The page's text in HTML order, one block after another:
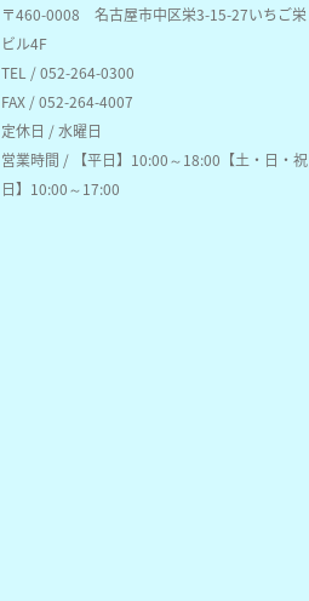
〒460-0008名古屋市中区栄3-15-27いちご栄
ビル4F
TEL / 052-264-0300
FAX / 052-264-4007
定休日 / 水曜日
営業時間 / 【平日】10:00～18:00【土・日・祝
日】10:00～17:00